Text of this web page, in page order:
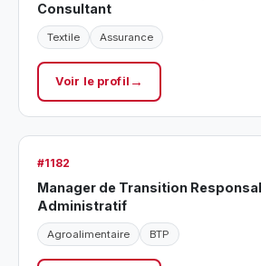
Consultant
Textile Assurance
Voir le profil
#1182
Manager de Transition
Administratif
Agroalimentaire BTP